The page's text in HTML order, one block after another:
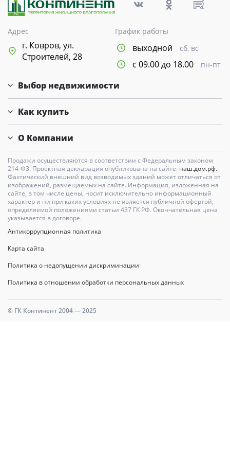
Адрес
г. Ковров, ул.
Строителей, 28
График работы
выходной сб, вс
с 09.00 до 18.00 пн-пт
Выбор недвижимости
Как купить
О Компании
Продажи осуществляются в соответствии с Федеральным законом
214-Ф3. Проектная декларация опубликована на сайте: наш.дом.рф.
Фактический внешний вид возводимых зданий может отличаться от
изображений, размещаемых на сайте. Информация, изложенная на
сайте, в том числе цены, носит исключительно информационный
характер и ни при каких условиях не является публичной офертой,
определяемой положениями статьи 437 ГК РФ. Окончательная цена
указывается в договоре.
Антикоррупционная политика
Карта сайта
Политика о недопущении дискриминации
Политика в отношении обработки персональных данных
© ГК Континент 2004 — 2025